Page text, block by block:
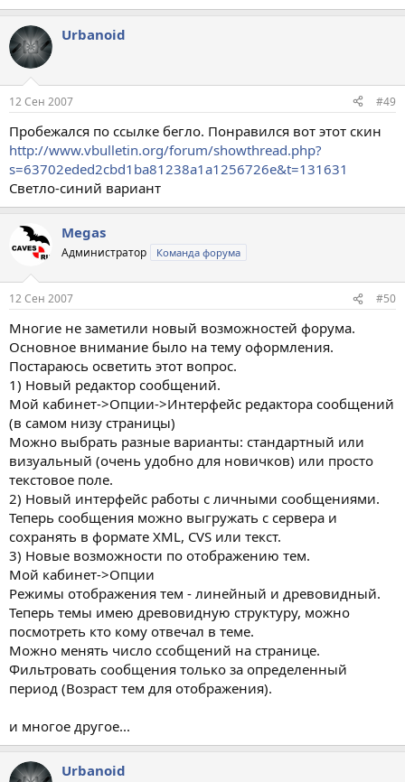
Urbanoid
12 Сен 2007 #49
Пробежался по ссылке бегло. Понравился вот этот скин
http://www.vbulletin.org/forum/showthread.php?
s=63702eded2cbd1ba81238a1a1256726e&t=131631
Светло-синий вариант
Megas
Администратор Команда форума
12 Сен 2007 #50
Многие не заметили новый возможностей форума.
Основное внимание было на тему оформления.
Постараюсь осветить этот вопрос.
1) Новый редактор сообщений.
Мой кабинет->Опции->Интерфейс редактора сообщений
(в самом низу страницы)
Можно выбрать разные варианты: стандартный или
визуальный (очень удобно для новичков) или просто
текстовое поле.
2) Новый интерфейс работы с личными сообщениями.
Теперь сообщения можно выгружать с сервера и
сохранять в формате XML, CVS или текст.
3) Новые возможности по отображению тем.
Мой кабинет->Опции
Режимы отображения тем - линейный и древовидный.
Теперь темы имею древовидную структуру, можно
посмотреть кто кому отвечал в теме.
Можно менять число ссобщений на странице.
Фильтровать сообщения только за определенный
период (Возраст тем для отображения).
и многое другое...
Urbanoid